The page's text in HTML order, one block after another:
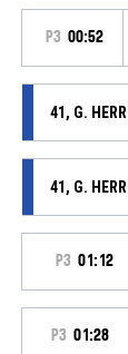
P3 00:52
41, G.
41, G.
P3 01:12
P3 01:28